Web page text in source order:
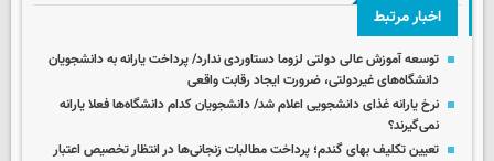
اخبار مرتبط
توسعه آموزش عالی دولتی لزوما دستاوردی ندارد/ پرداخت یارانه به دانشجویان
دانشگاه‌های غیردولتی، ضرورت ایجاد رقابت واقعی
نرخ یارانه غذای دانشجویی اعلام شد/ دانشجویان کدام دانشگاه‌ها فعلا یارانه
نمی‌گیرند؟
تعیین تکلیف بهای گندم؛ پرداخت مطالبات زنجانی‌ها در انتظار تخصیص اعتبار